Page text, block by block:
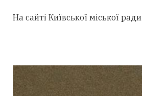
На сайті Київської міської ради